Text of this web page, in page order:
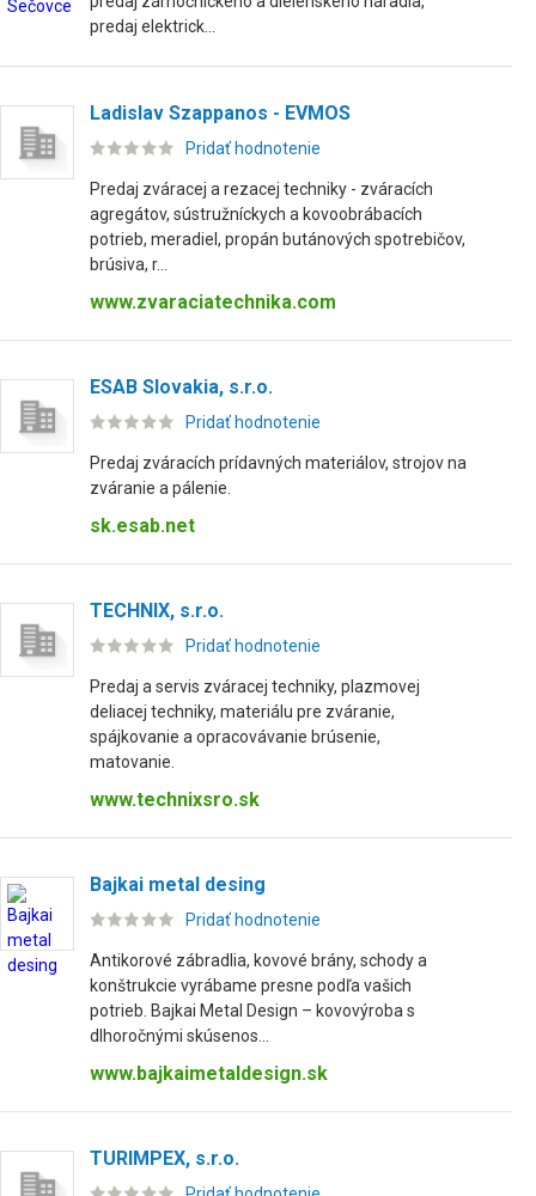
predaj elektrick...
Ladislav Szappanos - EVMOS
Pridať hodnotenie
Predaj zváracej a rezacej techniky - zváracích
agregátov, sústružníckych a kovoobrábacích
potrieb, meradiel, propán butánových spotrebičov,
brúsiva, r...
www.zvaraciatechnika.com
ESAB Slovakia, s.r.o.
Pridať hodnotenie
Predaj zváracích prídavných materiálov, strojov na
zváranie a pálenie.
sk.esab.net
TECHNIX, s.r.o.
Pridať hodnotenie
Predaj a servis zváracej techniky, plazmovej
deliacej techniky, materiálu pre zváranie,
spájkovanie a opracovávanie brúsenie,
matovanie.
www.technixsro.sk
Bajkai metal desing
Pridať hodnotenie
Antikorové zábradlia, kovové brány, schody a
konštrukcie vyrábame presne podľa vašich
potrieb. Bajkai Metal Design – kovovýroba s
dlhoročnými skúsenos...
www.bajkaimetaldesign.sk
TURIMPEX, s.r.o.